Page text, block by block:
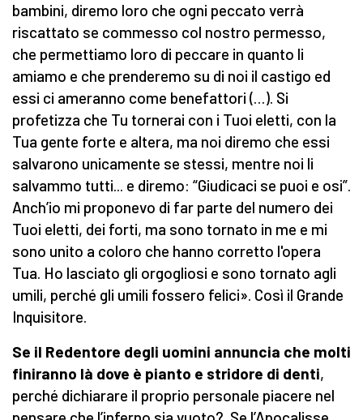
bambini, diremo loro che ogni peccato verrà
riscattato se commesso col nostro permesso,
che permettiamo loro di peccare in quanto li
amiamo e che prenderemo su di noi il castigo ed
essi ci ameranno come benefattori (…). Si
profetizza che Tu tornerai con i Tuoi eletti, con la
Tua gente forte e altera, ma noi diremo che essi
salvarono unicamente se stessi, mentre noi li
salvammo tutti... e diremo: “Giudicaci se puoi e osi”.
Anch’io mi proponevo di far parte del numero dei
Tuoi eletti, dei forti, ma sono tornato in me e mi
sono unito a coloro che hanno corretto l'opera
Tua. Ho lasciato gli orgogliosi e sono tornato agli
umili, perché gli umili fossero felici». Così il Grande
Inquisitore.
Se il Redentore degli uomini annuncia che molti
finiranno là dove è pianto e stridore di denti,
perché dichiarare il proprio personale piacere nel